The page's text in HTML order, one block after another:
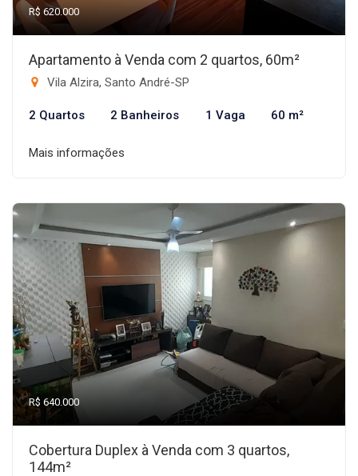
R$ 620.000
Apartamento à Venda com 2 quartos, 60m²
Vila Alzira, Santo André-SP
2 Quartos 2 Banheiros 1 Vaga 60 m²
Mais informações
R$ 640.000
Cobertura Duplex à Venda com 3 quartos,
144m²